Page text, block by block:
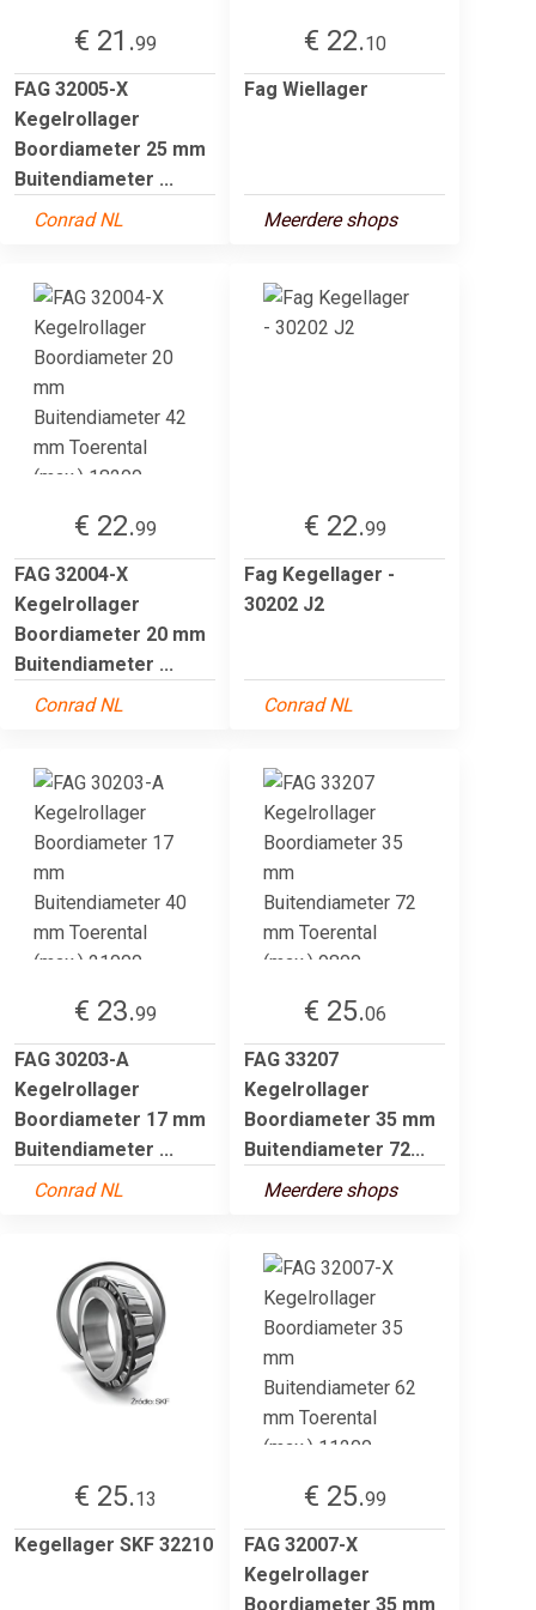
€ 21.99
FAG 32005-X
Kegelrollager
Boordiameter 25 mm
Buitendiameter ...
Conrad NL
€ 22.10
Fag Wiellager
Meerdere shops
€ 22.99
FAG 32004-X
Kegelrollager
Boordiameter 20 mm
Buitendiameter ...
Conrad NL
€ 22.99
Fag Kegellager -
30202 J2
Conrad NL
€ 23.99
FAG 30203-A
Kegelrollager
Boordiameter 17 mm
Buitendiameter ...
Conrad NL
€ 25.06
FAG 33207
Kegelrollager
Boordiameter 35 mm
Buitendiameter 72...
Meerdere shops
€ 25.13
Kegellager SKF 32210
€ 25.99
FAG 32007-X
Kegelrollager
Boordiameter 35 mm